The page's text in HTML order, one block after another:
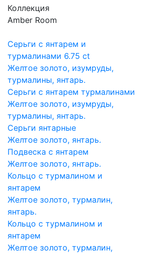
Коллекция
Amber Room
Серьги с янтарем и
турмалинами 6.75 ct
Желтое золото, изумруды,
турмалины, янтарь.
Серьги с янтарем турмалинами
Желтое золото, изумруды,
турмалины, янтарь.
Серьги янтарные
Желтое золото, янтарь.
Подвеска с янтарем
Желтое золото, янтарь.
Кольцо с турмалином и
янтарем
Желтое золото, турмалин,
янтарь.
Кольцо с турмалином и
янтарем
Желтое золото, турмалин,